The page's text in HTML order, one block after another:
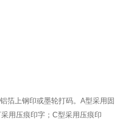
箔上钢印或墨轮打码。A型采用固
用压痕印字；C型采用压痕印